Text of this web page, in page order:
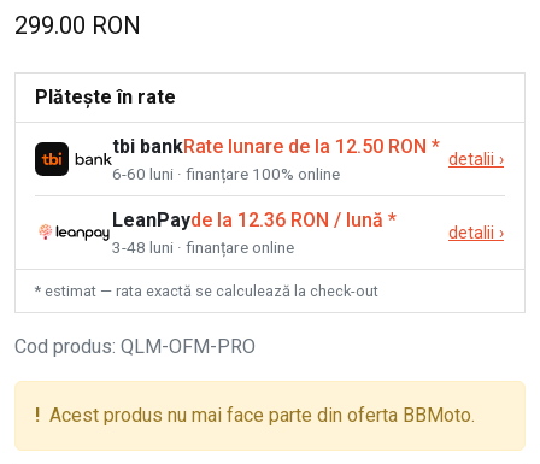
299.00 RON
Plătește în rate
tbi bankRate lunare de la 12.50 RON *
6-60 luni · finanțare 100% online
detalii ›
LeanPayde la 12.36 RON / lună *
3-48 luni · finanțare online
detalii ›
* estimat — rata exactă se calculează la check-out
Cod produs: QLM-OFM-PRO
! Acest produs nu mai face parte din oferta BBMoto.